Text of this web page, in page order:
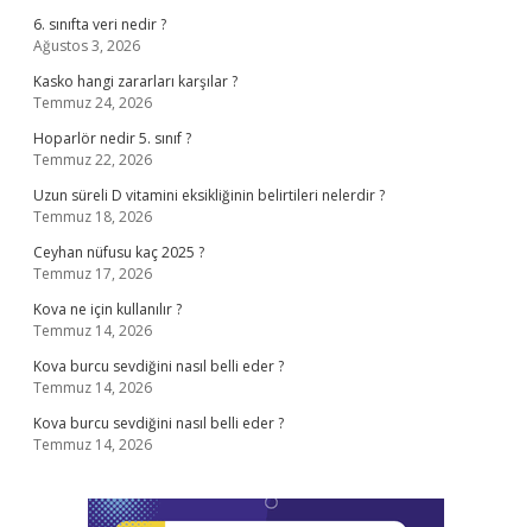
6. sınıfta veri nedir ?
Ağustos 3, 2026
Kasko hangi zararları karşılar ?
Temmuz 24, 2026
Hoparlör nedir 5. sınıf ?
Temmuz 22, 2026
Uzun süreli D vitamini eksikliğinin belirtileri nelerdir ?
Temmuz 18, 2026
Ceyhan nüfusu kaç 2025 ?
Temmuz 17, 2026
Kova ne için kullanılır ?
Temmuz 14, 2026
Kova burcu sevdiğini nasıl belli eder ?
Temmuz 14, 2026
Kova burcu sevdiğini nasıl belli eder ?
Temmuz 14, 2026